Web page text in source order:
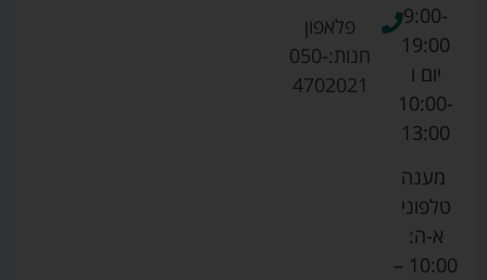
פלאפון
חנות:050-
4702021
9:00-
19:00
יום ו
10:00-
13:00
מענה
טלפוני
א-ה:
10:00 –